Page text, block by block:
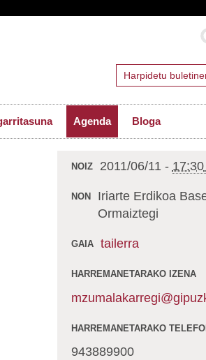
Harpidetu
Agenda Bloga
NOIZ 2011/06/11 - 17:30
NON
Iriarte Erdikoa
Ormaiztegi
GAIA tailerra
HARREMANETARAKO IZENA
HARREMANETARAKO
943889900